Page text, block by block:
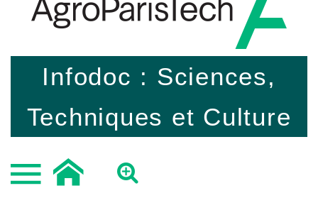
Infodoc : Sciences,
Techniques et Culture